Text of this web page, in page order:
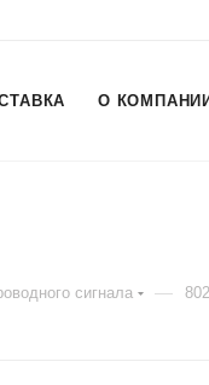
О КОМПАНИИ
сигнала —